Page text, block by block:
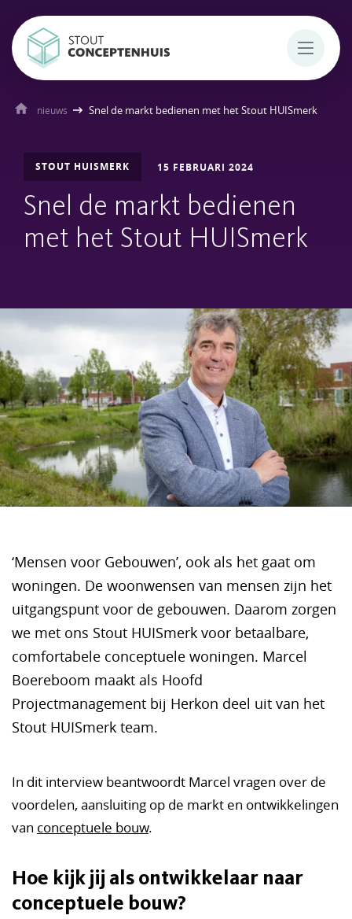
nieuws Snel de markt bedienen met het Stout HUISmerk
STOUT HUISMERK 15 FEBRUARI 2024
Snel de markt bedienen
met het Stout HUISmerk
‘Mensen voor Gebouwen’, ook als het gaat om
woningen. De woonwensen van mensen zijn het
uitgangspunt voor de gebouwen. Daarom zorgen
we met ons Stout HUISmerk voor betaalbare,
comfortabele conceptuele woningen. Marcel
Boereboom maakt als Hoofd
Projectmanagement bij Herkon deel uit van het
Stout HUISmerk team.
In dit interview beantwoordt Marcel vragen over de
voordelen, aansluiting op de markt en ontwikkelingen
van conceptuele bouw.
Hoe kijk jij als ontwikkelaar naar
conceptuele bouw?